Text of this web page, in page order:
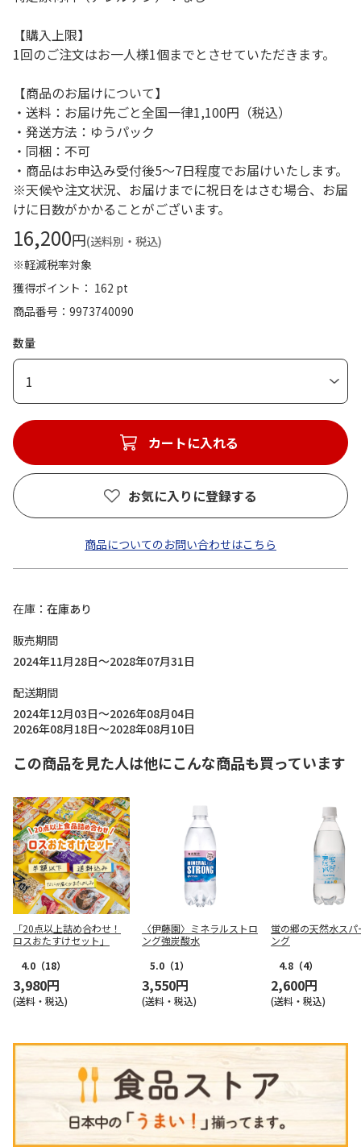
【購入上限】
1回のご注文はお一人様1個までとさせていただきます。
【商品のお届けについて】
・送料：お届け先ごと全国一律1,100円（税込）
・発送方法：ゆうパック
・同梱：不可
・商品はお申込み受付後5～7日程度でお届けいたします。
※天候や注文状況、お届けまでに祝日をはさむ場合、お届
けに日数がかかることがございます。
16,200円(送料別・税込)
※軽減税率対象
獲得ポイント： 162 pt
商品番号
9973740090
数量
1
カートに入れる
お気に入りに登録する
商品についてのお問い合わせはこちら
在庫
在庫あり
販売期間
2024年11月28日～2028年07月31日
配送期間
2024年12月03日～2026年08月04日
2026年08月18日～2028年08月10日
この商品を見た人は他にこんな商品も買っています
「20点以上詰め合わせ！
ロスおたすけセット」
4.0 （18）
3,980円
(送料・税込)
〈伊藤園〉ミネラルストロ
ング強炭酸水
5.0 （1）
3,550円
(送料・税込)
蛍の郷の天然水スパ
ング
4.8 （4）
2,600円
(送料・税込)